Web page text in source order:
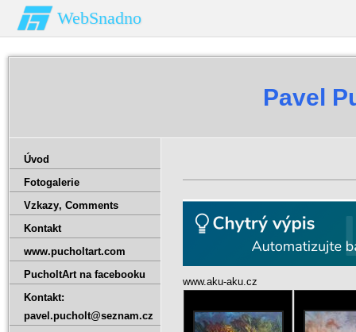
WebSnadno
Pavel
www.aku-aku.cz
Úvod
Fotogalerie
Vzkazy‚ Comments
Kontakt
www.pucholtart.com
PucholtArt na facebooku
Kontakt:
pavel.pucholt@seznam.cz